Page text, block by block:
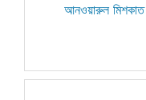
আনওয়ারুল মিশকাত